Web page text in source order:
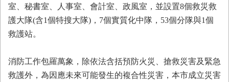
公
開
信
網
站
室、秘書室、人事室、會計室、政風室，並設置8個救災救
護大隊(含1個特搜大隊)，7個實質化中隊，53個分隊與1個
救護站。
消防工作包羅萬象，除依法含括預防火災、搶救災害及緊急
救護外，為因應未來可能發生的複合性災害，本市成立災害